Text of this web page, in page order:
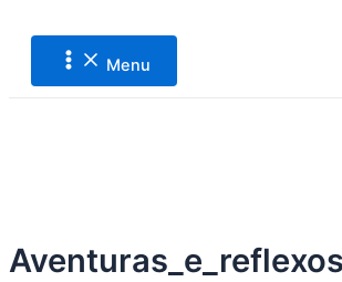
Menu
navigation